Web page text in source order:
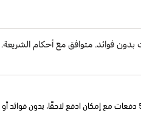
وقسّمها على 5 دفعات مع إمكان ادفع لاحقًا، بدون فوائد أو